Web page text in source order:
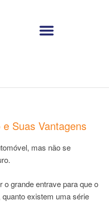
Suas Vantagens
mas não se
grande entrave para que o
existem uma série